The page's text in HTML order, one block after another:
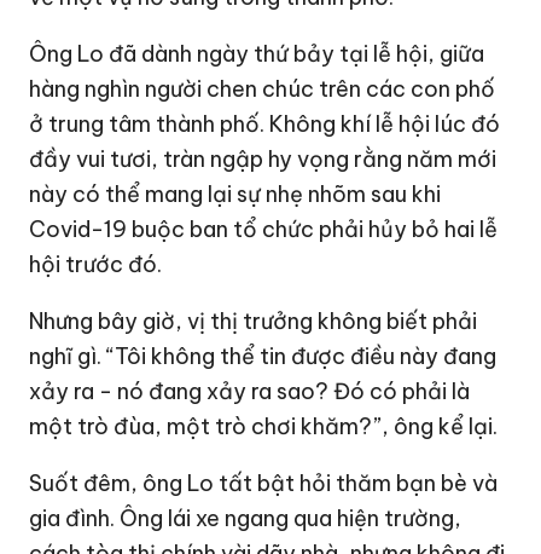
Ông Lo đã dành ngày thứ bảy tại lễ hội, giữa
hàng nghìn người chen chúc trên các con phố
ở trung tâm thành phố. Không khí lễ hội lúc đó
đầy vui tươi, tràn ngập hy vọng rằng năm mới
này có thể mang lại sự nhẹ nhõm sau khi
Covid-19 buộc ban tổ chức phải hủy bỏ hai lễ
hội trước đó.
Nhưng bây giờ, vị thị trưởng không biết phải
nghĩ gì. “Tôi không thể tin được điều này đang
xảy ra - nó đang xảy ra sao? Đó có phải là
một trò đùa, một trò chơi khăm?”, ông kể lại.
Suốt đêm, ông Lo tất bật hỏi thăm bạn bè và
gia đình. Ông lái xe ngang qua hiện trường,